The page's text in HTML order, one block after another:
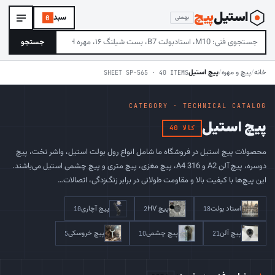
استیل‌پیچ بهمنی
جستجو
سبد 0
خانه/پیچ و مهره/پیچ استیلSHEET SP-565 · 40 ITEMS
CATEGORY · TECHNICAL CATALOG
پیچ استیل 40 کالا
محصولات پیچ استیل در فروشگاه ما شامل انواع رول بولت استیل، واشر تخت، پیچ
دوسره، پیچ آلن A2 و A4 316، پیچ مغزی، پیچ متری و پیچ چشمی استیل می‌باشند.
این پیچ‌ها با کیفیت بالا و مقاومت طولانی در برابر زنگ‌زدگی، اتصالات…
استاد بولت18 پیچ HV 2 پیچ آچاری10
پیچ آلن21 پیچ چشمی10 پیچ خروسکی5